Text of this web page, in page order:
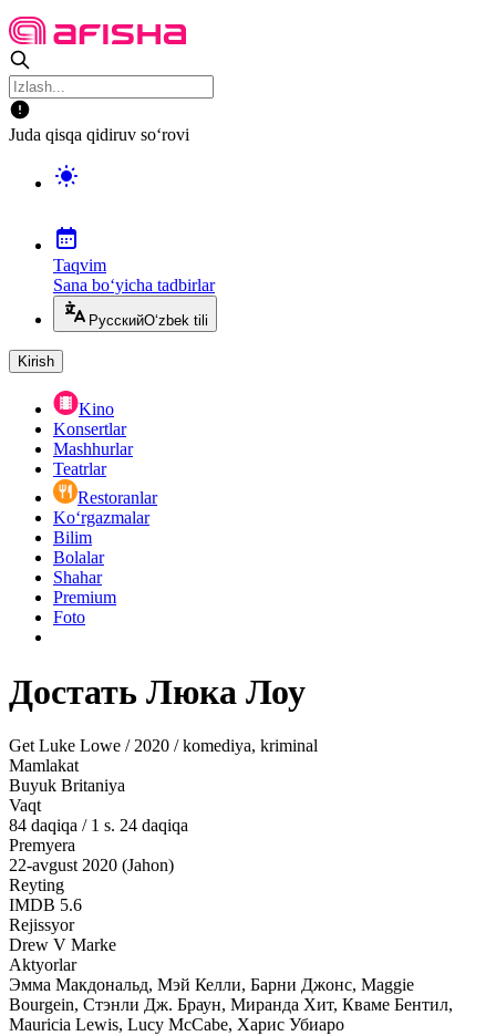
Juda qisqa qidiruv so‘rovi
Taqvim
Sana bo‘yicha tadbirlar
РусскийO‘zbek tili
Kirish
Kino
Konsertlar
Mashhurlar
Teatrlar
Restoranlar
Ko‘rgazmalar
Bilim
Bolalar
Shahar
Premium
Foto
Достать Люка Лоу
Get Luke Lowe / 2020 / komediya, kriminal
Mamlakat
Buyuk Britaniya
Vaqt
84 daqiqa / 1 s. 24 daqiqa
Premyera
22-avgust 2020 (Jahon)
Reyting
IMDB 5.6
Rejissyor
Drew V Marke
Aktyorlar
Эмма Макдональд, Мэй Келли, Барни Джонс, Maggie
Bourgein, Стэнли Дж. Браун, Миранда Хит, Кваме Бентил,
Mauricia Lewis, Lucy McCabe, Харис Убиаро